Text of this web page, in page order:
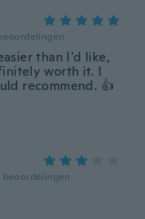
than I'd like,
worth it. I
recommend. 👍
beoordelingen